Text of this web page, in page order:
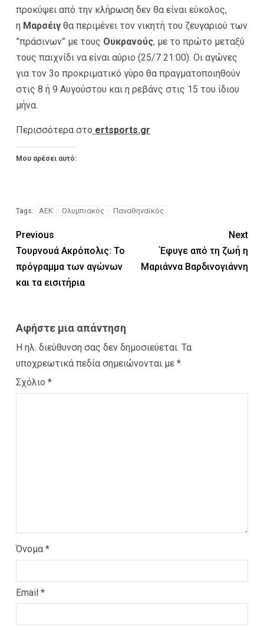
προκύψει από την κλήρωση δεν θα είναι εύκολος,
η Μαρσέιγ θα περιμένει τον νικητή του ζευγαριού των
”πράσινων” με τους Ουκρανούς, με το πρώτο μεταξύ
τους παιχνίδι να είναι αύριο (25/7 21:00). Οι αγώνες
για τον 3ο προκριματικό γύρο θα πραγματοποιηθούν
στις 8 ή 9 Αυγούστου και η ρεβάνς στις 15 του ίδιου
μήνα.
Περισσότερα στο ertsports.gr
Μου αρέσει αυτό:
Tags: ΑΕΚ Ολυμπιακός Παναθηναϊκός
Previous
Τουρνουά Ακρόπολις: Το
πρόγραμμα των αγώνων
και τα εισιτήρια
Next
Έφυγε από τη ζωή η
Μαριάννα Βαρδινογιάννη
Αφήστε μια απάντηση
Η ηλ. διεύθυνση σας δεν δημοσιεύεται. Τα
υποχρεωτικά πεδία σημειώνονται με *
Σχόλιο *
Όνομα *
Email *